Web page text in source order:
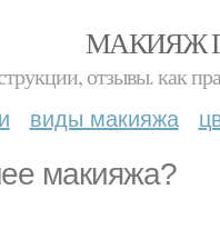
МАКИЯЖ
отзывы. как
виды макияжа
макияжа?